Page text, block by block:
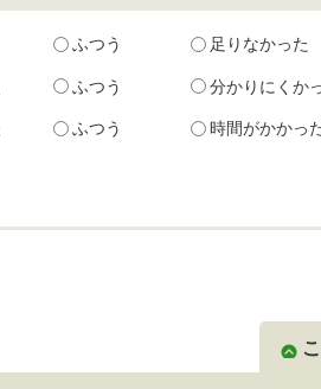
ふつう 足りなかった
ふつう 分かりにくか
ふつう 時間がかかっ